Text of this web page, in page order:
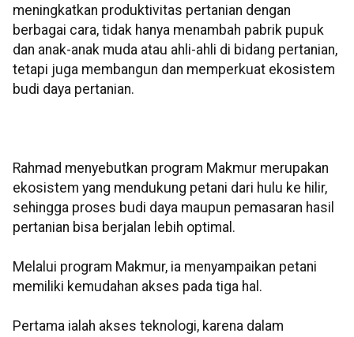
meningkatkan produktivitas pertanian dengan
berbagai cara, tidak hanya menambah pabrik pupuk
dan anak-anak muda atau ahli-ahli di bidang pertanian,
tetapi juga membangun dan memperkuat ekosistem
budi daya pertanian.
Rahmad menyebutkan program Makmur merupakan
ekosistem yang mendukung petani dari hulu ke hilir,
sehingga proses budi daya maupun pemasaran hasil
pertanian bisa berjalan lebih optimal.
Melalui program Makmur, ia menyampaikan petani
memiliki kemudahan akses pada tiga hal.
Pertama ialah akses teknologi, karena dalam